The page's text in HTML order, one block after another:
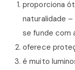
proporciona
naturalidade
se funde com
oferece
é muito